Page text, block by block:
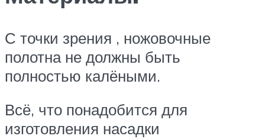
С точки зрения , ножовочные
полотна не должны быть
полностью калёными.
Всё, что понадобится для
изготовления насадки